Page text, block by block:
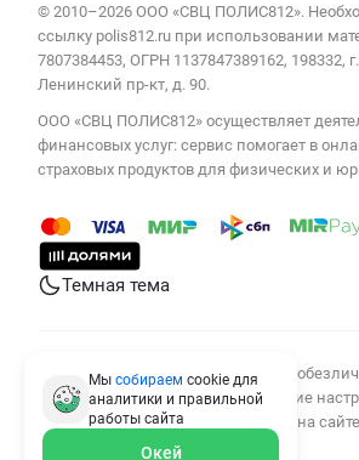
© 2010–2026 ООО «СВЦ ПОЛИС812».
ссылку polis812.ru при использовании
7807384453, ОГРН 1137847389162, 198332,
Ленинский пр-кт, д. 90.
ООО «СВЦ ПОЛИС812» осуществляет
финансовых услуг: сервис помогает в
страховых продуктов для физических и
Темная тема
Мы используем cookies для сбора
персональных данных, помогающие
анализировать трафик. Оставаясь на
на сбор таких данных.
Мы собираем cookie для
аналитики и правильной
работы сайта
Окей